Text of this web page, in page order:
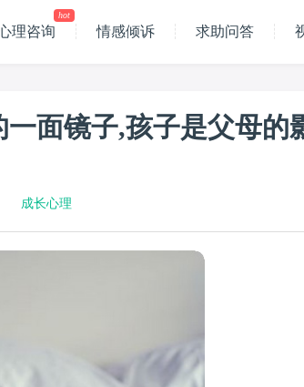
理咨询
hot
情感倾诉 求助问答
面镜子,孩子是父母的
成长心理